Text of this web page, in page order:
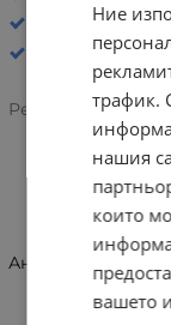
Спортни
Рейтинг:
Анатомични
Ние
трафик.
нашия
които
вашето